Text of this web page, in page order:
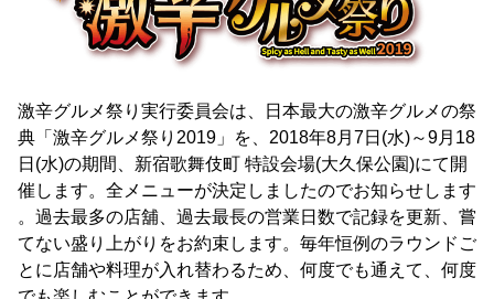
激辛グルメ祭り実行委員会は、日本最大の激辛グルメの祭
典「激辛グルメ祭り2019」を、2018年8月7日(水)～9月18
日(水)の期間、新宿歌舞伎町 特設会場(大久保公園)にて開
催します。全メニューが決定しましたのでお知らせします
。過去最多の店舖、過去最長の営業日数で記録を更新、嘗
てない盛り上がりをお約束します。毎年恒例のラウンドご
とに店舗や料理が入れ替わるため、何度でも通えて、何度